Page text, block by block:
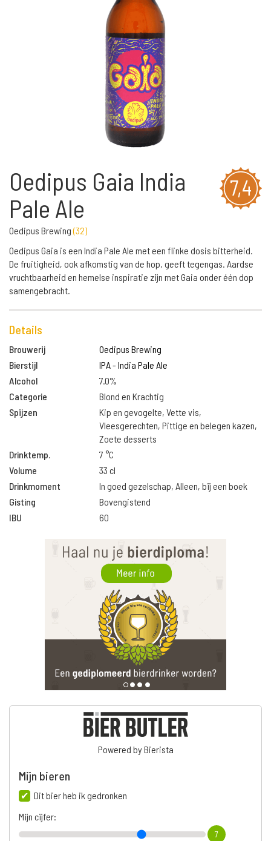
7,4
Oedipus Gaia India
Pale Ale
Oedipus Brewing(32)
Oedipus Gaia is een India Pale Ale met een flinke dosis bitterheid.
De fruitigheid, ook afkomstig van de hop, geeft tegengas. Aardse
vruchtbaarheid en hemelse inspiratie zijn met Gaia onder één dop
samengebracht.
Details
Brouwerij
Oedipus Brewing
Bierstijl
IPA - India Pale Ale
Alcohol
7.0%
Categorie
Blond en Krachtig
Spijzen
Kip en gevogelte, Vette vis,
Vleesgerechten, Pittige en belegen kazen,
Zoete desserts
Drinktemp.
7 °C
Volume
33 cl
Drinkmoment
In goed gezelschap, Alleen, bij een boek
Gisting
Bovengistend
IBU
60
Powered by Bierista
Mijn bieren
Dit bier heb ik gedronken
Mijn cijfer:
7